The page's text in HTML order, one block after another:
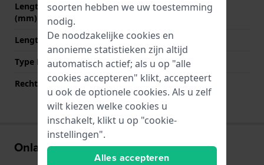
Lengte band op 12 uur
(mm)
85 mm
Lengte band op 6 uur (mm) 85 mm
Type Bevestiging
Bandpennen
Rechte aanzet
Ja
Onlangs bekeken
soorten hebben we uw toestemming
nodig.
De noodzakelijke cookies en
anonieme statistieken zijn altijd
automatisch actief; als u op "alle
cookies accepteren" klikt, accepteert
u ook de optionele cookies. Als u zelf
wilt kiezen welke cookies u
inschakelt, klikt u op "cookie-
instellingen".
Alles accepteren